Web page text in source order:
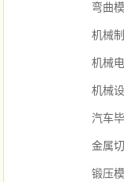
弯曲
机械
机械
机械
汽车
金属
锻压